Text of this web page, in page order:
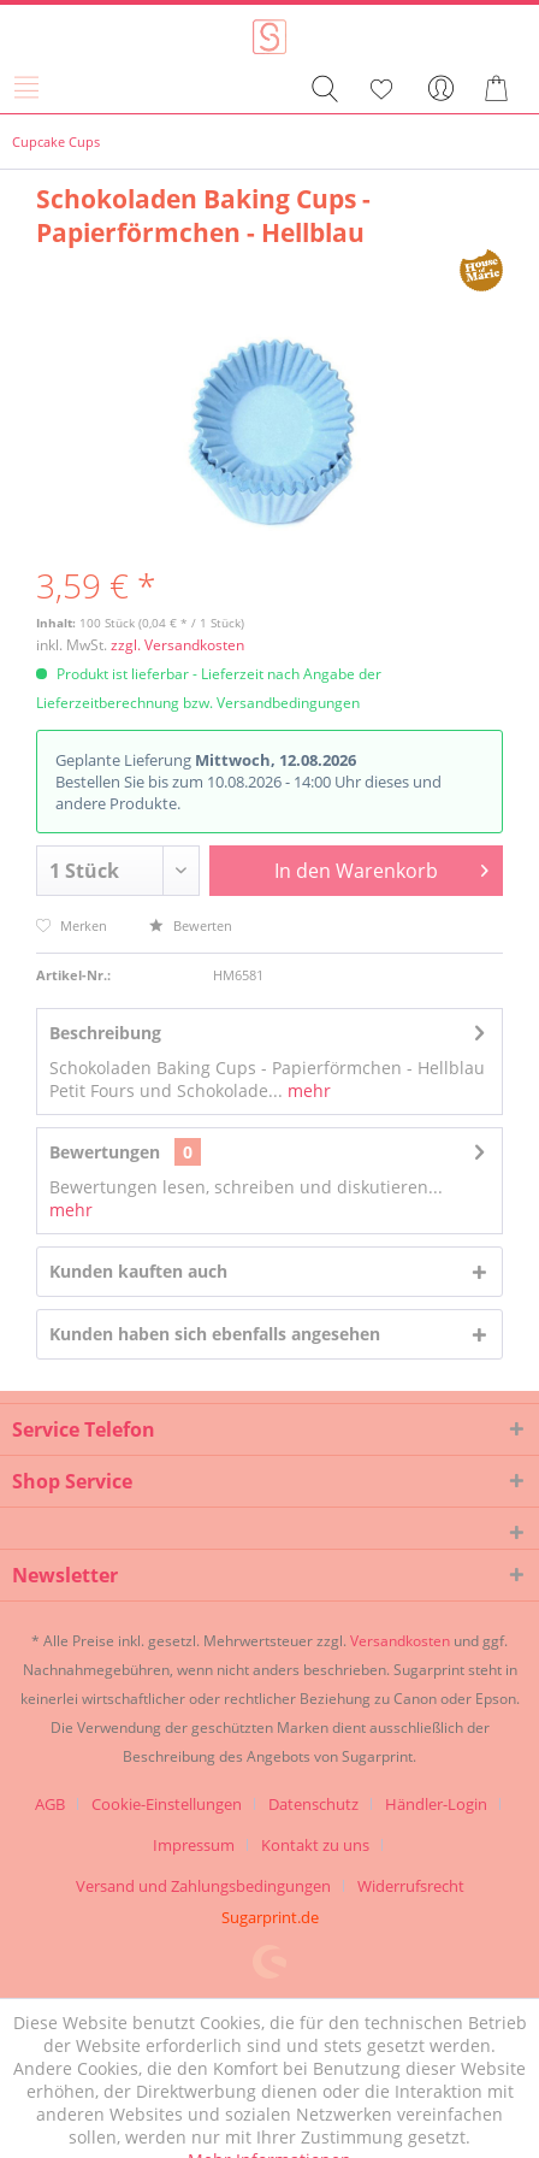
Cupcake Cups
Schokoladen Baking Cups -
Papierförmchen - Hellblau
3,59 € *
Inhalt: 100 Stück (0,04 € * / 1 Stück)
inkl. MwSt. zzgl. Versandkosten
Produkt ist lieferbar - Lieferzeit nach Angabe der
Lieferzeitberechnung bzw. Versandbedingungen
Geplante Lieferung Mittwoch, 12.08.2026
Bestellen Sie bis zum 10.08.2026 - 14:00 Uhr dieses und
andere Produkte.
In den Warenkorb
Merken Bewerten
Artikel-Nr.: HM6581
Beschreibung
Schokoladen Baking Cups - Papierförmchen - Hellblau
Petit Fours und Schokolade... mehr
Bewertungen
0
Bewertungen lesen, schreiben und diskutieren...
mehr
Kunden kauften auch
Kunden haben sich ebenfalls angesehen
Service Telefon
Shop Service
Newsletter
* Alle Preise inkl. gesetzl. Mehrwertsteuer zzgl. Versandkosten und ggf.
Nachnahmegebühren, wenn nicht anders beschrieben. Sugarprint steht in
keinerlei wirtschaftlicher oder rechtlicher Beziehung zu Canon oder Epson.
Die Verwendung der geschützten Marken dient ausschließlich der
Beschreibung des Angebots von Sugarprint.
AGB Cookie-Einstellungen Datenschutz
Händler-Login
Impressum
Kontakt zu uns
Versand und Zahlungsbedingungen
Widerrufsrecht
Sugarprint.de
Diese Website benutzt Cookies, die für den technischen Betrieb
der Website erforderlich sind und stets gesetzt werden.
Andere Cookies, die den Komfort bei Benutzung dieser Website
erhöhen, der Direktwerbung dienen oder die Interaktion mit
anderen Websites und sozialen Netzwerken vereinfachen
sollen, werden nur mit Ihrer Zustimmung gesetzt.